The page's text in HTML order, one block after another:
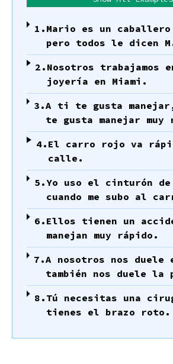
1. Mario es un
pero todos le dicen
2. Nosotros trabajamos
joyería en Miami.
3.A ti te gusta
te gusta manejar muy
4. El carro rojo va
calle.
5.Yo uso el cinturón de
cuando me subo al
6. Ellos tienen un
manejan muy rápido.
7.A nosotros nos duele
también nos duele la
8. Tú necesitas una
tienes el brazo roto.